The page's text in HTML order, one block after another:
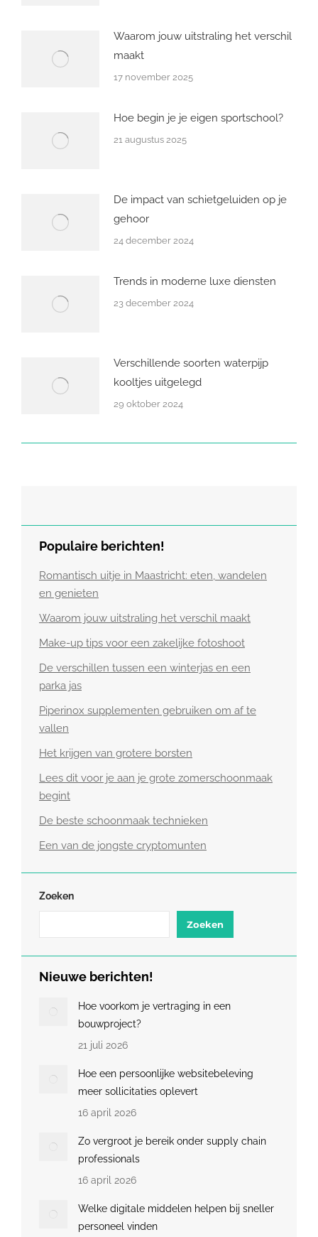
Waarom jouw uitstraling het verschil
maakt
17 november 2025
Hoe begin je je eigen sportschool?
21 augustus 2025
De impact van schietgeluiden op je
gehoor
24 december 2024
Trends in moderne luxe diensten
23 december 2024
Verschillende soorten waterpijp
kooltjes uitgelegd
29 oktober 2024
Populaire berichten!
Romantisch uitje in Maastricht: eten, wandelen
en genieten
Waarom jouw uitstraling het verschil maakt
Make-up tips voor een zakelijke fotoshoot
De verschillen tussen een winterjas en een
parka jas
Piperinox supplementen gebruiken om af te
vallen
Het krijgen van grotere borsten
Lees dit voor je aan je grote zomerschoonmaak
begint
De beste schoonmaak technieken
Een van de jongste cryptomunten
Zoeken
Zoeken
Nieuwe berichten!
Hoe voorkom je vertraging in een
bouwproject?
21 juli 2026
Hoe een persoonlijke websitebeleving
meer sollicitaties oplevert
16 april 2026
Zo vergroot je bereik onder supply chain
professionals
16 april 2026
Welke digitale middelen helpen bij sneller
personeel vinden